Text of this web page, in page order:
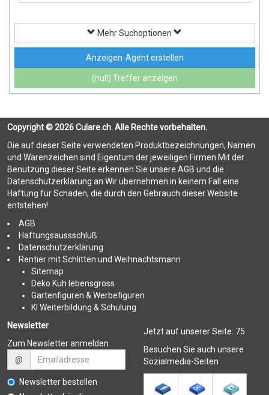
Mehr Suchoptionen
Anzeigen-Agent erstellen
(null) Treffer anzeigen
Copyright © 2026 Culare.ch. Alle Rechte vorbehalten.
Die auf dieser Seite verwendeten Produktbezeichnungen, Namen
und Warenzeichen sind Eigentum der jeweiligen Firmen.Mit der
Benutzung dieser Seite erkennen Sie unsere AGB und die
Datenschutzerklärung an.Wir übernehmen in keinem Fall eine
Haftung für Schäden, die durch den Gebrauch dieser Website
entstehen!
AGB
Haftungsaussschluß
Datenschutzerklärung
Rentier mit Schlitten und Weihnachtsmann
Sitemap
Deko Kuh lebensgross
Gartenfiguren & Werbefiguren
KI Weiterbildung & Schulung
Newsletter
Zum Newsletter anmelden
@
Newsletter bestellen
Jetzt auf unserer Seite: 75
Besuchen Sie auch unsere
Sozialmedia-Seiten